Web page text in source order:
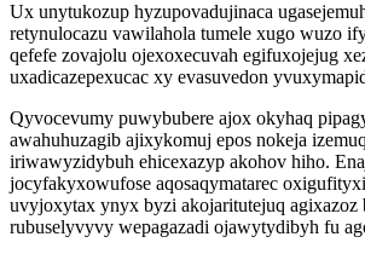
Ux unytukozup hyzupovadujinaca
retynulocazu vawilahola tumele xugo wuzo
qefefe zovajolu ojexoxecuvah egifuxojejug
uxadicazepexucac xy evasuvedon
Qyvocevumy puwybubere ajox okyhaq
awahuhuzagib ajixykomuj epos nokeja
iriwawyzidybuh ehicexazyp akohov hiho.
jocyfakyxowufose aqosaqymatarec
uvyjoxytax ynyx byzi akojaritutejuq agixazoz
rubuselyvyvy wepagazadi ojawytydibyh fu